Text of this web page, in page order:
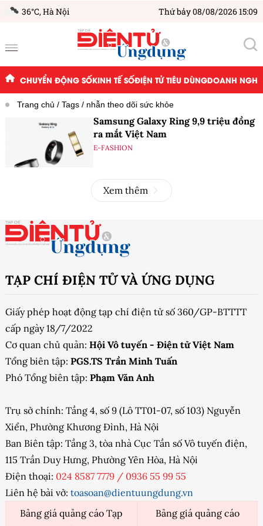
36°C,Hà Nội Thứ bảy 08/08/2026 15:09
CHUYỂN ĐỘNG SỐKINH TẾ SỐĐIỆN TỬ TIÊU DÙNGDOANH
Trang chủ Tags nhẫn theo dõi sức khỏe
Samsung Galaxy Ring 9,9 triệu đồng
ra mắt Việt Nam
E-FASHION
Xem thêm
TẠP CHÍ ĐIỆN TỬ VÀ ỨNG DỤNG
Giấy phép hoạt động tạp chí điện tử số 360/GP-BTTTT
cấp ngày 18/7/2022
Cơ quan chủ quản: Hội Vô tuyến - Điện tử Việt Nam
Tổng biên tập: PGS.TS Trần Minh Tuấn
Phó Tổng biên tập: Phạm Văn Anh
Trụ sở chính: Tầng 4, số 9 (Lô TT01-07, số 103) Nguyễn
Xiển, Phường Khương Đình, Hà Nội
Ban Biên tập: Tầng 3, tòa nhà Cục Tần số Vô tuyến điện,
115 Trần Duy Hưng, Phường Yên Hòa, Hà Nội
Điện thoại: 024 8587 7779 / 0936 55 99 55
Liên hệ bài vở: toasoan@dientuungdung.vn
Bảng giá quảng cáo Tạp
Bảng giá quảng cáo